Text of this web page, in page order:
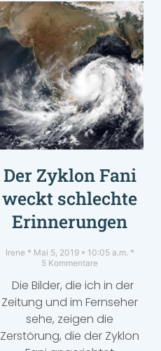
Der Zyklon Fani
weckt schlechte
Erinnerungen
Irene Mai 5, 2019
10:05 a.m.
5 Kommentare
Die Bilder, die ich in der
Zeitung und im Fernseher
sehe, zeigen die
Zerstörung, die der Zyklon